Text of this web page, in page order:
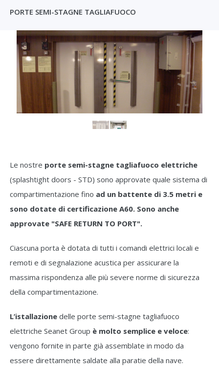
PORTE SEMI-STAGNE TAGLIAFUOCO
Le nostre porte semi-stagne tagliafuoco elettriche
(splashtight doors - STD) sono approvate quale sistema di
compartimentazione fino ad un battente di 3.5 metri e
sono dotate di certificazione A60. Sono anche
approvate "SAFE RETURN TO PORT".
Ciascuna porta è dotata di tutti i comandi elettrici locali e
remoti e di segnalazione acustica per assicurare la
massima rispondenza alle più severe norme di sicurezza
della compartimentazione.
L’istallazione delle porte semi-stagne tagliafuoco
elettriche Seanet Group è molto semplice e veloce:
vengono fornite in parte già assemblate in modo da
essere direttamente saldate alla paratie della nave.